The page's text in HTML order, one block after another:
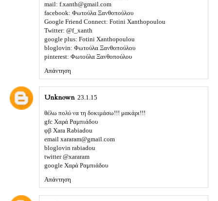
mail: f.xanth@gmail.com
facebook: Φωτούλα Ξανθοπούλου
Google Friend Connect: Fotini Xanthopoulou
Twitter: @f_xanth
google plus: Fotini Xanthopoulou
bloglovin: Φωτούλα Ξανθοπούλου
pinterest: Φωτούλα Ξανθοπούλου
Απάντηση
Unknown 23.1.15
θέλω πολύ να τη δοκιμάσω!!! μακάρι!!!
gfc Χαρά Ραμπιάδου
φβ Xara Rabiadou
email xararam@gmail.com
bloglovin rabiadou
twitter @xararam
google Χαρά Ραμπιάδου
Απάντηση